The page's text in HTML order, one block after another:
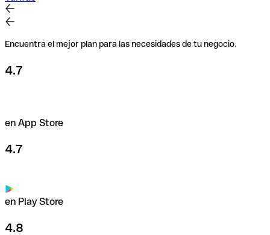
Encuentra el mejor plan para las necesidades de tu negocio.
4.7
en App Store
4.7
en Play Store
4.8